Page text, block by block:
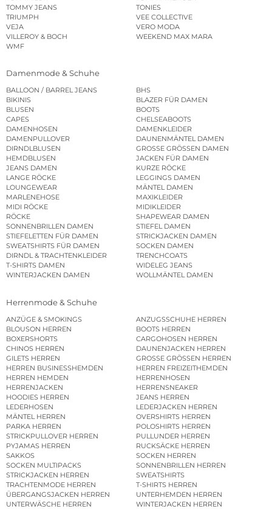
TOMMY JEANS
TONIES
TRIUMPH
VEE COLLECTIVE
VEJA
VERO MODA
VILLEROY & BOCH
WEEKEND MAX MARA
WMF
Damenmode & Schuhe
BALLOON / BARREL JEANS
BHS
BIKINIS
BLAZER FÜR DAMEN
BLUSEN
BOOTS
CAPES
CHELSEABOOTS
DAMENHOSEN
DAMENKLEIDER
DAMENPULLOVER
DAUNENMÄNTEL DAMEN
DIRNDLBLUSEN
GROSSE GRÖSSEN DAMEN
HEMDBLUSEN
JACKEN FÜR DAMEN
JEANS DAMEN
KURZE RÖCKE
LANGE RÖCKE
LEGGINGS DAMEN
LOUNGEWEAR
MÄNTEL DAMEN
MARLENEHOSE
MAXIKLEIDER
MIDI RÖCKE
MIDIKLEIDER
RÖCKE
SHAPEWEAR DAMEN
SONNENBRILLEN DAMEN
STIEFEL DAMEN
STIEFELETTEN FÜR DAMEN
STRICKJACKEN DAMEN
SWEATSHIRTS FÜR DAMEN
SOCKEN DAMEN
DIRNDL & TRACHTENKLEIDER
TRENCHCOATS
T-SHIRTS DAMEN
WIDELEG JEANS
WINTERJACKEN DAMEN
WOLLMÄNTEL DAMEN
Herrenmode & Schuhe
ANZÜGE & SMOKINGS
ANZUGSSCHUHE HERREN
BLOUSON HERREN
BOOTS HERREN
BOXERSHORTS
CARGOHOSEN HERREN
CHINOS HERREN
DAUNENJACKEN HERREN
GILETS HERREN
GROSSE GRÖSSEN HERREN
HERREN BUSINESSHEMDEN
HERREN FREIZEITHEMDEN
HERREN HEMDEN
HERRENHOSEN
HERRENJACKEN
HERRENSNEAKER
HOODIES HERREN
JEANS HERREN
LEDERHOSEN
LEDERJACKEN HERREN
MÄNTEL HERREN
OVERSHIRTS HERREN
PARKA HERREN
POLOSHIRTS HERREN
STRICKPULLOVER HERREN
PULLUNDER HERREN
PYJAMAS HERREN
RUCKSÄCKE HERREN
SAKKOS
SOCKEN HERREN
SOCKEN MULTIPACKS
SONNENBRILLEN HERREN
STRICKJACKEN HERREN
SWEATSHIRTS
TRACHTENMODE HERREN
T-SHIRTS HERREN
ÜBERGANGSJACKEN HERREN
UNTERHEMDEN HERREN
UNTERWÄSCHE HERREN
WINTERJACKEN HERREN